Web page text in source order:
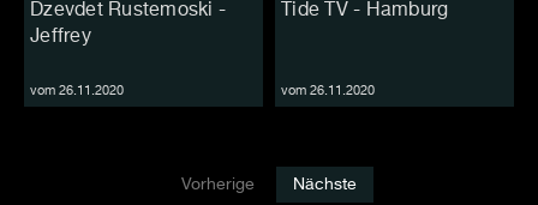
Dzevdet Rustemoski -
Jeffrey
vom 26.11.2020
Tide TV - Hamburg
vom 26.11.2020
Vorherige Nächste